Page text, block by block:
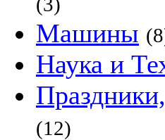
Машины
Наука и
(12)